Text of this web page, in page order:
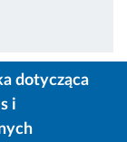
dotycząca
i